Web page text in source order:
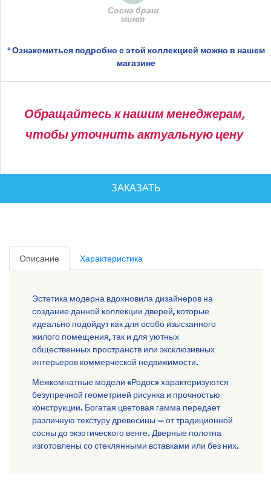
Сосна браш
минт
* Ознакомиться подробно с этой коллекцией можно в нашем
магазине
Обращайтесь к нашим менеджерам,
чтобы уточнить актуальную цену
ЗАКАЗАТЬ
Описание Характеристика
Эстетика модерна вдохновила дизайнеров на
создание данной коллекции дверей, которые
идеально подойдут как для особо изысканного
жилого помещения, так и для уютных
общественных пространств или эксклюзивных
интерьеров коммерческой недвижимости.
Межкомнатные модели «Родос» характеризуются
безупречной геометрией рисунка и прочностью
конструкции. Богатая цветовая гамма передает
различную текстуру древесины — от традиционной
сосны до экзотического венге. Дверные полотна
изготовлены со стеклянными вставками или без них.